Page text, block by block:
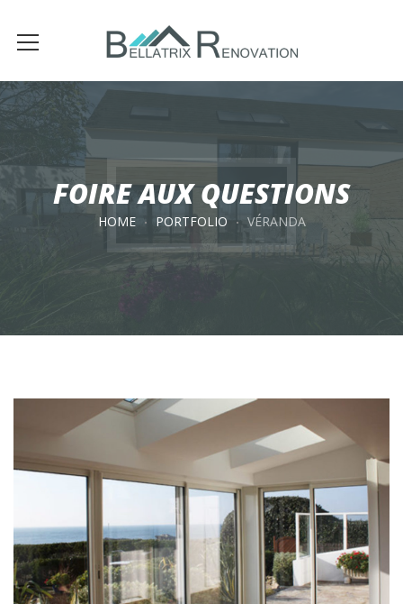
FOIRE AUX QUESTIONS
HOME PORTFOLIO VÉRANDA